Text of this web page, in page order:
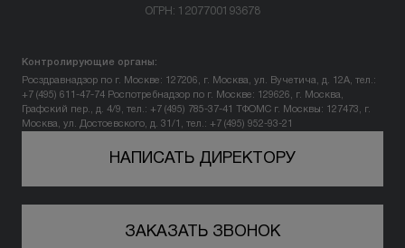
Контакты
+7 (800) 301 17 54
Санкт-Петербург
ОГРН: 1207700193678
Контролирующие органы:
Росздравнадзор по г. Москве: 127206, г. Москва, ул. Вучетича, д. 12А, тел.:
+7 (495) 611-47-74 Роспотребнадзор по г. Москве: 129626, г. Москва,
Графский пер., д. 4/9, тел.: +7 (495) 785-37-41
ТФОМС г. Москвы: 127473, г.
Москва, ул. Достоевского, д. 31/1, тел.: +7 (495) 952-93-21
НАПИСАТЬ ДИРЕКТОРУ
ЗАКАЗАТЬ ЗВОНОК